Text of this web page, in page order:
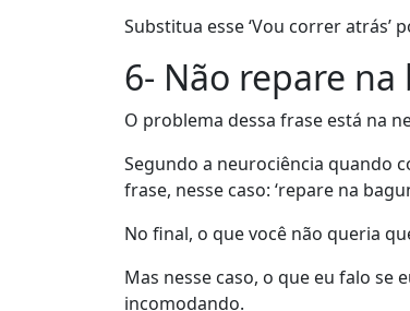
Substitua esse ‘Vou correr atrás’
6- Não repare na
O problema dessa frase está na
Segundo a neurociência quando
frase, nesse caso: ‘repare na
No final, o que você não queria
Mas nesse caso, o que eu falo se
incomodando.